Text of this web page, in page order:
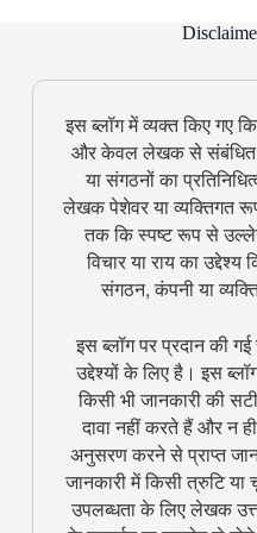
इस ब्लॉग में व्यक्त किए गए
और केवल लेखक से संबंधित
या संगठनों का
लेखक पेशेवर या व्यक्तिगत
तक कि स्पष्ट रूप से
विचार या राय का
संगठन, कंपनी या
इस ब्लॉग पर प्रदान की
उद्देश्यों के लिए है। इस
किसी भी जानकारी की
दावा नहीं करते हैं और न
अनुसरण करने से प्राप्त
जानकारी में किसी त्रुटि
उपलब्धता के लिए लेखक